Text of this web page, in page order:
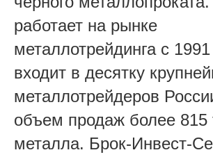
работает на рынке
металлотрейдинга с 1991
входит в десятку
металлотрейдеров
объем продаж более 815
металла. Брок-Инвест-